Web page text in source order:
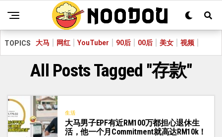
TOPICS 大马 网红 YouTuber 90后 00后 美女 视频
All Posts Tagged "存款"
生活
大马男子EPF有近RM100万都担心退休生
活，他一个月Commitment就高达RM10k！